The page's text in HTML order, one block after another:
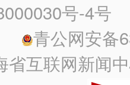
号-4号
青公网安备
省互联网新闻